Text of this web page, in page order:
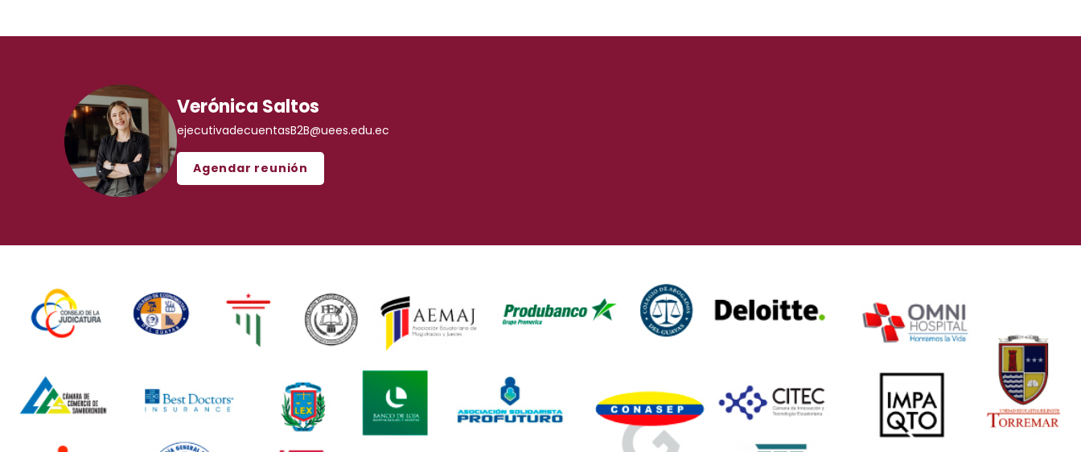
Verónica Saltos
ejecutivadecuentasB2B@uees.edu.ec
Agendar reunión